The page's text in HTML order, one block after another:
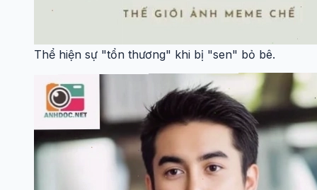
Thể hiện sự "tổn thương" khi bị "sen" bỏ bê.